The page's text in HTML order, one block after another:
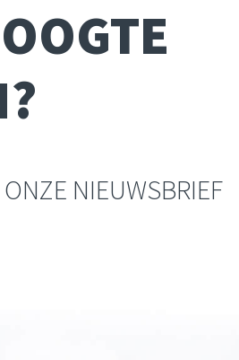
NIEUWSBRIEF